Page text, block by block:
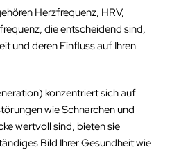
Herzfrequenz, HRV,
die entscheidend sind,
und deren Einfluss auf Ihren
konzentriert sich auf
wie Schnarchen und
wertvoll sind, bieten sie
Bild Ihrer Gesundheit wie